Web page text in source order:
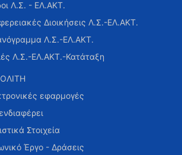
Λ.Σ. - ΕΛ.ΑΚΤ.
Διοικήσεις Λ.Σ.-ΕΛ.ΑΚΤ.
Λ.Σ.-ΕΛ.ΑΚΤ.
Λ.Σ.-ΕΛ.ΑΚΤ.-Κατάταξη
εφαρμογές
Στοιχεία
Έργο - Δράσεις